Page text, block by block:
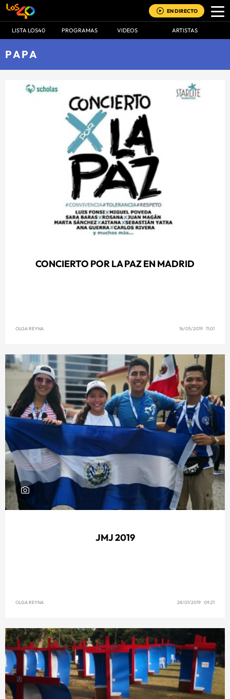
EN DIRECTO
LISTA LOS40 PROGRAMAS VIDEOS ARTISTAS
PAPA
CONCIERTO POR LA PAZ EN MADRID
OLGA REYNA 16/05/2019 11:01
JMJ 2019
OLGA REYNA 28/01/2019 09:21